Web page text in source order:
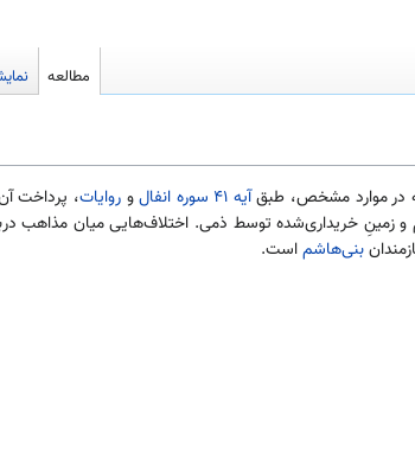
در موارد مشخص، طبقآیه ۴۱ سوره انفال و روایات، پرداخت
زمینِ خریداری‌شده توسط ذمی. اختلاف‌هایی میان مذاهب
بنی‌هاشماست.
مطالعه